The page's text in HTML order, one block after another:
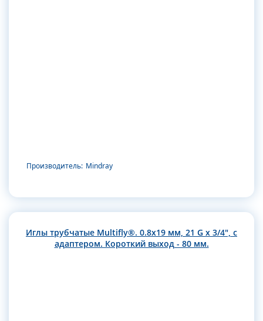
Производитель: Mindray
Иглы трубчатые Multifly®. 0.8х19 мм, 21 G x 3/4", с
адаптером. Короткий выход - 80 мм.